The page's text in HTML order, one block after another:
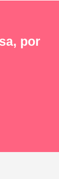
por